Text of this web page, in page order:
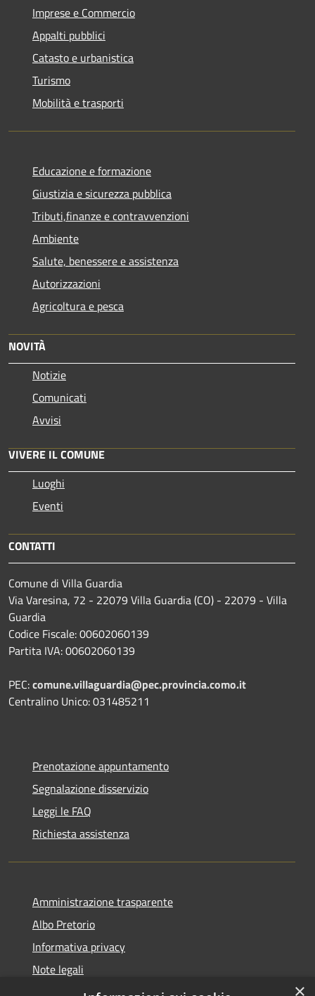
Imprese e Commercio
Appalti pubblici
Catasto e urbanistica
Turismo
Mobilità e trasporti
Educazione e formazione
Giustizia e sicurezza pubblica
Tributi,finanze e contravvenzioni
Ambiente
Salute, benessere e assistenza
Autorizzazioni
Agricoltura e pesca
NOVITÀ
Notizie
Comunicati
Avvisi
VIVERE IL COMUNE
Luoghi
Eventi
CONTATTI
Comune di Villa Guardia
Via Varesina, 72 - 22079 Villa Guardia (CO) - 22079 - Villa
Guardia
Codice Fiscale: 00602060139
Partita IVA: 00602060139
PEC:comune.villaguardia@pec.provincia.como.it
Centralino Unico: 031485211
Prenotazione appuntamento
Segnalazione disservizio
Leggi le FAQ
Richiesta assistenza
Amministrazione trasparente
Albo Pretorio
Informativa privacy
Note legali
Dichiarazione di accessibilità
×